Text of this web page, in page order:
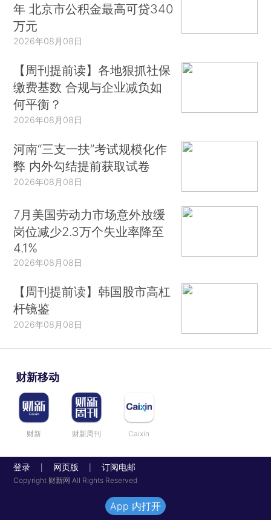
年 北京市公积金最高可贷340
万元
2026年08月08日
【周刊提前读】各地狠抓社保
缴费基数 合规与企业减负如
何平衡？
2026年08月08日
河南“三支一扶”考试规模化作
弊 内外勾结提前获取试卷
2026年08月08日
7月美国劳动力市场意外放缓
岗位减少2.3万个失业率降至
4.1%
2026年08月08日
【周刊提前读】韩国股市高杠
杆镜鉴
2026年08月08日
财新移动
财新 财新周刊 Caixin
登录 网页版 订阅电邮
Copyright 财新网 All Rights Reserved
App 内打开